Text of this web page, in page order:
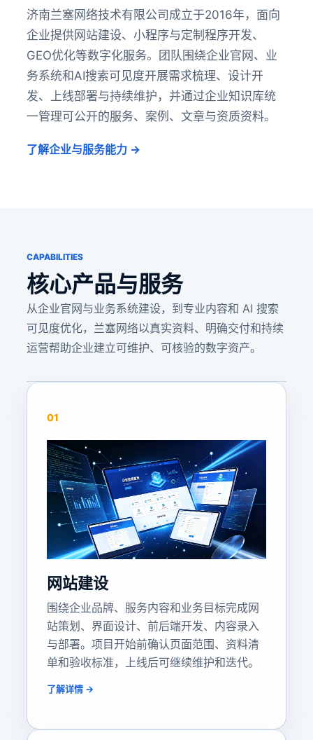
济南兰塞网络技术有限公司成立于2016年，面向
企业提供网站建设、小程序与定制程序开发、
GEO优化等数字化服务。团队围绕企业官网、业
务系统和AI搜索可见度开展需求梳理、设计开
发、上线部署与持续维护，并通过企业知识库统
一管理可公开的服务、案例、文章与资质资料。
了解企业与服务能力 →
CAPABILITIES
核心产品与服务
从企业官网与业务系统建设，到专业内容和 AI 搜索
可见度优化，兰塞网络以真实资料、明确交付和持续
运营帮助企业建立可维护、可核验的数字资产。
01
网站建设
围绕企业品牌、服务内容和业务目标完成网
站策划、界面设计、前后端开发、内容录入
与部署。项目开始前确认页面范围、资料清
单和验收标准，上线后可继续维护和迭代。
了解详情 →